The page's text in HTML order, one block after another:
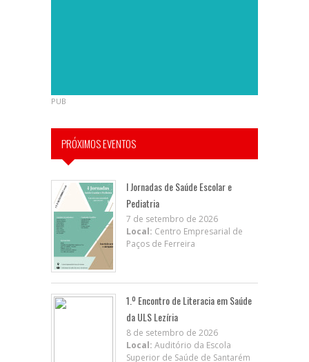
PUB
PRÓXIMOS EVENTOS
I Jornadas de Saúde Escolar e
Pediatria
7 de setembro de 2026
Local: Centro Empresarial de
Paços de Ferreira
1.º Encontro de Literacia em Saúde
da ULS Lezíria
8 de setembro de 2026
Local: Auditório da Escola
Superior de Saúde de Santarém